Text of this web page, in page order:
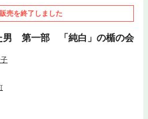
売を終了しました
男 第一部 「純白」の楯の会